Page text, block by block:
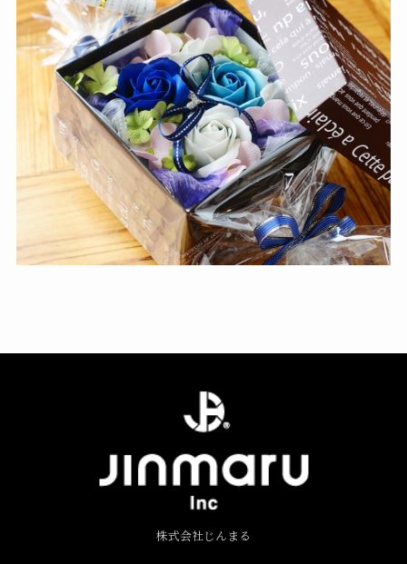
株式会社じんまる